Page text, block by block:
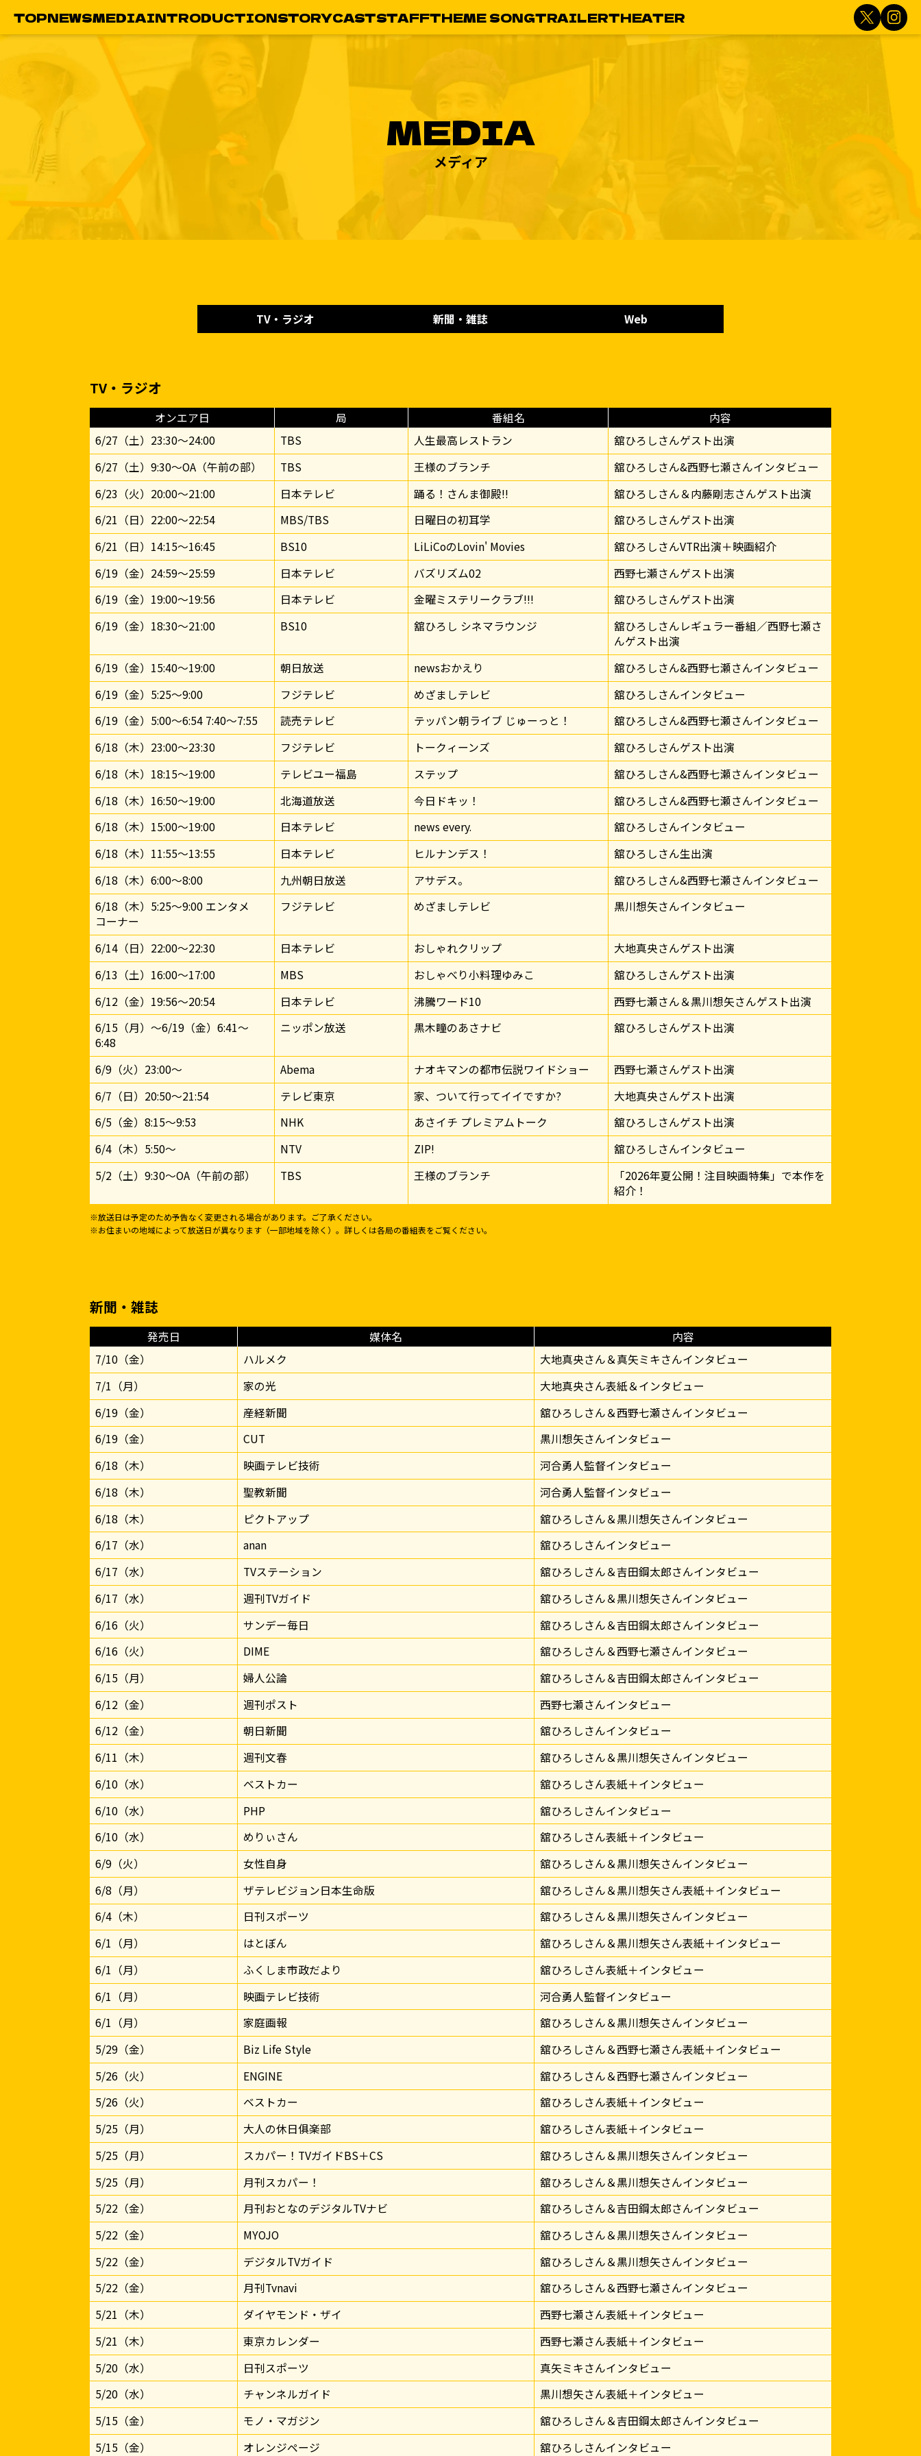
TOPNEWSMEDIAINTRODUCTIONSTORYCASTSTAFFTHEME SONGTRAILERTHEATER
MEDIA
メディア
TV・ラジオ 新聞・雑誌 Web
TV・ラジオ
オンエア日 局 番組名
内容
6/27（土）23:30〜24:00
TBS 人生最高レストラン
舘ひろしさんゲスト出演
6/27（土）9:30〜OA（午前の部）
TBS 王様のブランチ
舘ひろしさん&西野七瀬さんインタビュー
6/23（火）20:00～21:00
日本テレビ 踊る！さんま御殿!!
舘ひろしさん＆内藤剛志さんゲスト出演
6/21（日）22:00～22:54
MBS/TBS 日曜日の初耳学
舘ひろしさんゲスト出演
6/21（日）14:15～16:45
BS10 LiLiCoのLovin' Movies
舘ひろしさんVTR出演＋映画紹介
6/19（金）24:59～25:59
日本テレビ バズリズム02
西野七瀬さんゲスト出演
6/19（金）19:00～19:56
日本テレビ 金曜ミステリークラブ!!!
舘ひろしさんゲスト出演
6/19（金）18:30～21:00
BS10 舘ひろし シネマラウンジ
舘ひろしさんレギュラー番組／西野七瀬さ
んゲスト出演
6/19（金）15:40～19:00
朝日放送 newsおかえり
舘ひろしさん&西野七瀬さんインタビュー
6/19（金）5:25～9:00
フジテレビ めざましテレビ
舘ひろしさんインタビュー
6/19（金）5:00～6:54 7:40～7:55
読売テレビ テッパン朝ライブ じゅーっと！
舘ひろしさん&西野七瀬さんインタビュー
6/18（木）23:00～23:30
フジテレビ トークィーンズ
舘ひろしさんゲスト出演
6/18（木）18:15～19:00
テレビユー福島 ステップ
舘ひろしさん&西野七瀬さんインタビュー
6/18（木）16:50～19:00
北海道放送 今日ドキッ！
舘ひろしさん&西野七瀬さんインタビュー
6/18（木）15:00～19:00
日本テレビ news every.
舘ひろしさんインタビュー
6/18（木）11:55～13:55
日本テレビ ヒルナンデス！
舘ひろしさん生出演
6/18（木）6:00～8:00
九州朝日放送 アサデス。
舘ひろしさん&西野七瀬さんインタビュー
6/18（木）5:25～9:00 エンタメ
コーナー
フジテレビ めざましテレビ 黒川想矢さんインタビュー
6/14（日）22:00～22:30 日本テレビ おしゃれクリップ
大地真央さんゲスト出演
6/13（土）16:00～17:00
MBS おしゃべり小料理ゆみこ
舘ひろしさんゲスト出演
6/12（金）19:56～20:54
日本テレビ 沸騰ワード10
西野七瀬さん＆黒川想矢さんゲスト出演
6/15（月）～6/19（金）6:41～
6:48
ニッポン放送 黒木瞳のあさナビ 舘ひろしさんゲスト出演
6/9（火）23:00～ Abema ナオキマンの都市伝説ワイドショー
西野七瀬さんゲスト出演
6/7（日）20:50～21:54
テレビ東京 家、ついて行ってイイですか?
大地真央さんゲスト出演
6/5（金）8:15〜9:53
NHK あさイチ プレミアムトーク
舘ひろしさんゲスト出演
6/4（木）5:50～
NTV ZIP!
舘ひろしさんインタビュー
5/2（土）9:30～OA（午前の部）
TBS 王様のブランチ
「2026年夏公開！注目映画特集」で本作を
紹介！
※放送日は予定のため予告なく変更される場合があります。ご了承ください。
※お住まいの地域によって放送日が異なります（一部地域を除く）。詳しくは各局の番組表をご覧ください。
新聞・雑誌
発売日 媒体名
内容
7/10（金）
ハルメク
大地真央さん＆真矢ミキさんインタビュー
7/1（月）
家の光
大地真央さん表紙＆インタビュー
6/19（金）
産経新聞
舘ひろしさん＆西野七瀬さんインタビュー
6/19（金）
CUT
黒川想矢さんインタビュー
6/18（木）
映画テレビ技術
河合勇人監督インタビュー
6/18（木）
聖教新聞
河合勇人監督インタビュー
6/18（木）
ピクトアップ
舘ひろしさん＆黒川想矢さんインタビュー
6/17（水）
anan
舘ひろしさんインタビュー
6/17（水）
TVステーション
舘ひろしさん＆吉田鋼太郎さんインタビュー
6/17（水）
週刊TVガイド
舘ひろしさん＆黒川想矢さんインタビュー
6/16（火）
サンデー毎日
舘ひろしさん＆吉田鋼太郎さんインタビュー
6/16（火）
DIME
舘ひろしさん＆西野七瀬さんインタビュー
6/15（月）
婦人公論
舘ひろしさん＆吉田鋼太郎さんインタビュー
6/12（金）
週刊ポスト
西野七瀬さんインタビュー
6/12（金）
朝日新聞
舘ひろしさんインタビュー
6/11（木）
週刊文春
舘ひろしさん＆黒川想矢さんインタビュー
6/10（水）
ベストカー
舘ひろしさん表紙＋インタビュー
6/10（水）
PHP
舘ひろしさんインタビュー
6/10（水）
めりぃさん
舘ひろしさん表紙＋インタビュー
6/9（火）
女性自身
舘ひろしさん＆黒川想矢さんインタビュー
6/8（月）
ザテレビジョン日本生命版
舘ひろしさん＆黒川想矢さん表紙＋インタビュー
6/4（木）
日刊スポーツ
舘ひろしさん＆黒川想矢さんインタビュー
6/1（月）
はとぼん
舘ひろしさん＆黒川想矢さん表紙＋インタビュー
6/1（月）
ふくしま市政だより
舘ひろしさん表紙＋インタビュー
6/1（月）
映画テレビ技術
河合勇人監督インタビュー
6/1（月）
家庭画報
舘ひろしさん＆黒川想矢さんインタビュー
5/29（金）
Biz Life Style
舘ひろしさん＆西野七瀬さん表紙＋インタビュー
5/26（火）
ENGINE
舘ひろしさん＆西野七瀬さんインタビュー
5/26（火）
ベストカー
舘ひろしさん表紙＋インタビュー
5/25（月）
大人の休日俱楽部
舘ひろしさん表紙＋インタビュー
5/25（月）
スカパー！TVガイドBS＋CS
舘ひろしさん＆黒川想矢さんインタビュー
5/25（月）
月刊スカパー！
舘ひろしさん＆黒川想矢さんインタビュー
5/22（金）
月刊おとなのデジタルTVナビ
舘ひろしさん＆吉田鋼太郎さんインタビュー
5/22（金）
MYOJO
舘ひろしさん＆黒川想矢さんインタビュー
5/22（金）
デジタルTVガイド
舘ひろしさん＆黒川想矢さんインタビュー
5/22（金）
月刊Tvnavi
舘ひろしさん＆西野七瀬さんインタビュー
5/21（木）
ダイヤモンド・ザイ
西野七瀬さん表紙＋インタビュー
5/21（木）
東京カレンダー
西野七瀬さん表紙＋インタビュー
5/20（水）
日刊スポーツ
真矢ミキさんインタビュー
5/20（水）
チャンネルガイド
黒川想矢さん表紙＋インタビュー
5/15（金）
モノ・マガジン
舘ひろしさん＆吉田鋼太郎さんインタビュー
5/15（金）
オレンジページ 舘ひろしさんインタビュー